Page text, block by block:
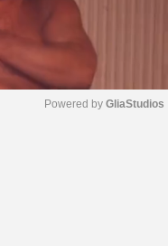
Powered by GliaStudios